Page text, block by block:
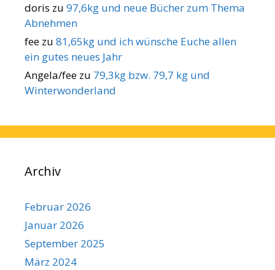
doris zu 97,6kg und neue Bücher zum Thema
Abnehmen
fee zu 81,65kg und ich wünsche Euche allen
ein gutes neues Jahr
Angela/fee zu 79,3kg bzw. 79,7 kg und
Winterwonderland
Archiv
Februar 2026
Januar 2026
September 2025
März 2024